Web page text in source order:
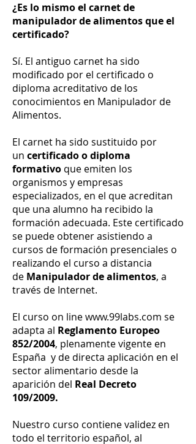
¿Es lo mismo el carnet de
manipulador de alimentos que el
certificado?
Sí. El antiguo carnet ha sido
modificado por el certificado o
diploma acreditativo de los
conocimientos en Manipulador de
Alimentos.
El carnet ha sido sustituido por
un certificado o diploma
formativo que emiten los
organismos y empresas
especializados, en el que acreditan
que una alumno ha recibido la
formación adecuada. Este certificado
se puede obtener asistiendo a
cursos de formación presenciales o
realizando el curso a distancia
de Manipulador de alimentos, a
través de Internet.
El curso on linewww.99labs.com se
adapta al Reglamento Europeo
852/2004, plenamente vigente en
España y de directa aplicación en el
sector alimentario desde la
aparición del Real Decreto
109/2009.
Nuestro curso contiene validez en
todo el territorio español, al